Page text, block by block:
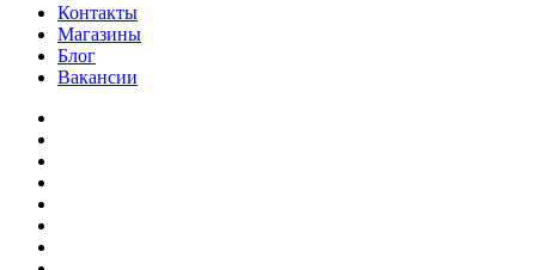
Контакты
Магазины
Блог
Вакансии